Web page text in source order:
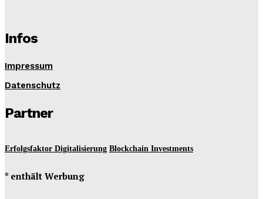
Infos
Impressum
Datenschutz
Partner
Erfolgsfaktor Digitalisierung Blockchain Investments
* enthält Werbung